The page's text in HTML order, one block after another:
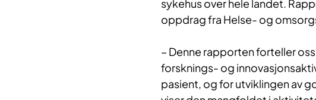
sykehus over hele landet.
oppdrag fra Helse- og
– Denne rapporten forteller
forsknings- og
pasient, og for utviklingen av